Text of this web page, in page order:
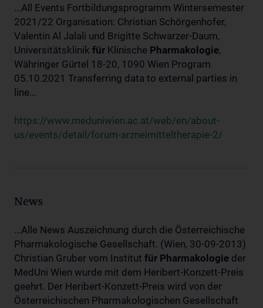
...All Events Fortbildungsprogramm Wintersemester
2021/22 Organisation: Christian Schörgenhofer,
Valentin Al Jalali und Brigitte Schwarzer-Daum,
Universitätsklinik für Klinische Pharmakologie,
Währinger Gürtel 18-20, 1090 Wien Program
05.10.2021 Transferring data to external parties in
line...
https://www.meduniwien.ac.at/web/en/about-
us/events/detail/forum-arzneimitteltherapie-2/
News
...Alle News Auszeichnung durch die Österreichische
Pharmakologische Gesellschaft. (Wien, 30-09-2013)
Christian Gruber vom Institut für Pharmakologie der
MedUni Wien wurde mit dem Heribert-Konzett-Preis
geehrt. Der Heribert-Konzett-Preis wird von der
Österreichischen Pharmakologischen Gesellschaft